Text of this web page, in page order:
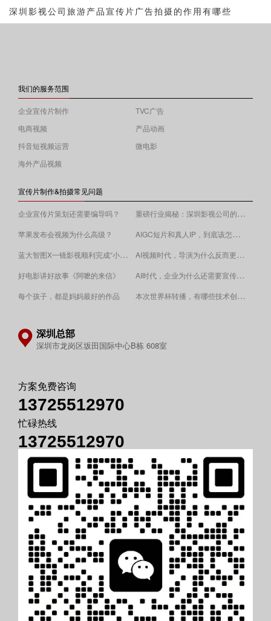
深圳影视公司旅游产品宣传片广告拍摄的作用有哪些
我们的服务范围
企业宣传片制作
TVC广告
电商视频
产品动画
抖音短视频运营
微电影
海外产品视频
宣传片制作&拍摄常见问题
企业宣传片策划还需要编导吗？ 重磅行业揭秘：深圳影视公司的收费逻辑！
苹果发布会视频为什么高级？
AIGC短片和真人IP，到底该怎么选？
蓝大智图X一镜影视顺利完成“小蓝本”广告影片拍摄制作。
AI视频时代，导演为什么反而更重要？
好电影讲好故事《阿嚒的来信》 AI时代，企业为什么还需要宣传片？
每个孩子，都是妈妈最好的作品 ​本次世界杯转播，有哪些技术创新值得关注？
深圳总部
深圳市龙岗区坂田国际中心B栋 608室
方案免费咨询
13725512970
忙碌热线
13725512970